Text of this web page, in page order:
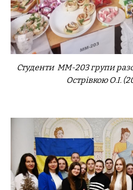
Студенти ММ-203групи
Острівкою О.І.